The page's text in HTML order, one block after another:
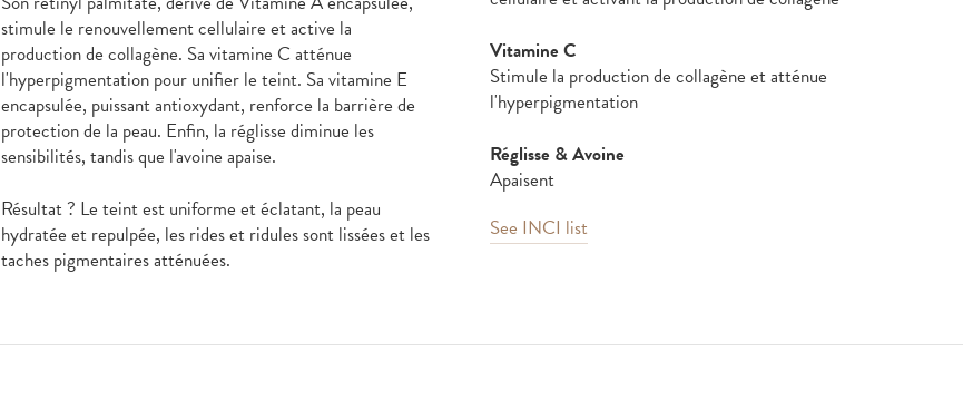
stimule le renouvellement cellulaire et active la
production de collagène. Sa vitamine C atténue
l'hyperpigmentation pour unifier le teint. Sa vitamine E
encapsulée, puissant antioxydant, renforce la barrière de
protection de la peau. Enfin, la réglisse diminue les
sensibilités, tandis que l'avoine apaise.
Résultat ? Le teint est uniforme et éclatant, la peau
hydratée et repulpée, les rides et ridules sont lissées et les
taches pigmentaires atténuées.
Vitamine C
Stimule la production de collagène et atténue
l'hyperpigmentation
Réglisse & Avoine
Apaisent
See INCI list